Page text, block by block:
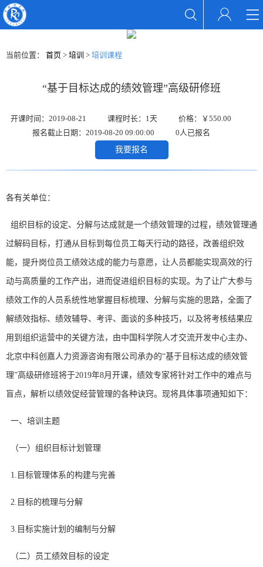
当前位置： 首页 > 培训 > 培训课程
“基于目标达成的绩效管理”高级研修班
开课时间：2019-08-21 课程时长：1天
价格：￥550.00
报名截止日期：2019-08-20 09:00:00
0人已报名
我要报名
各有关单位：
组织目标的设定、分解与达成就是一个绩效管理的过程，绩效管理通
过解码目标，打通从目标到每位员工每天行动的路径，改善组织效
能，提升岗位员工绩效达成的能力与意愿，让人员都能实现高效的行
动与高质量的工作产出，进而促进组织目标的实现。为了让广大参与
绩效工作的人员系统性地掌握目标梳理、分解与实施的思路，全面了
解绩效指标、绩效辅导、考评、面谈的多种技巧，以及将考核结果应
用到组织运营中的关键方法，由中国科学院人才交流开发中心主办、
北京中科创嘉人力资源咨询有限公司承办的“基于目标达成的绩效管
理”高级研修班将于2019年8月开课，绩效专家将针对工作中的难点与
盲点，解析以绩效促经营管理的各种诀窍。现将具体事项通知如下：
一、培训主题
（一）组织目标计划管理
1.目标管理体系的构建与完善
2.目标的梳理与分解
3.目标实施计划的编制与分解
（二）员工绩效目标的设定